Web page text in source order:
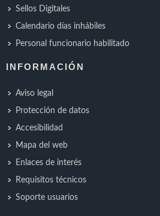
Sellos Digitales
Calendario días inhábiles
Personal funcionario habilitado
INFORMACIÓN
Aviso legal
Protección de datos
Accesibilidad
Mapa del web
Enlaces de interés
Requisitos técnicos
Soporte usuarios